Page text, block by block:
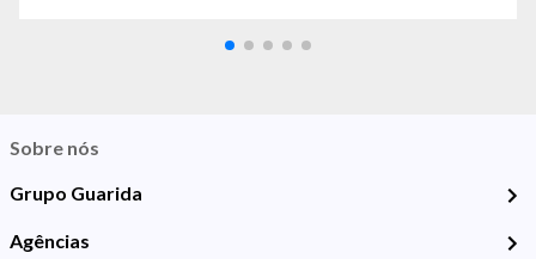
Sobre nós
Grupo Guarida
Agências